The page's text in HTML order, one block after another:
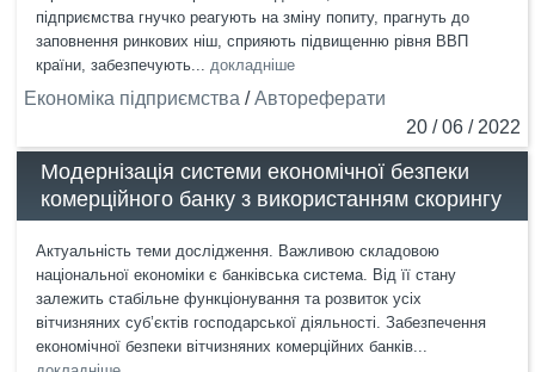
підприємства гнучко реагують на зміну попиту, прагнуть до
заповнення ринкових ніш, сприяють підвищенню рівня ВВП
країни, забезпечують... докладніше
Економіка підприємства /Автореферати
20 / 06 / 2022
Модернізація системи економічної безпеки
комерційного банку з використанням скорингу
Актуальність теми дослідження. Важливою складовою
національної економіки є банківська система. Від її стану
залежить стабільне функціонування та розвиток усіх
вітчизняних суб’єктів господарської діяльності. Забезпечення
економічної безпеки вітчизняних комерційних банків...